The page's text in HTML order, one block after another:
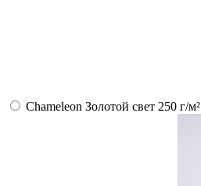
Chameleon Золотой свет 250 г/м²